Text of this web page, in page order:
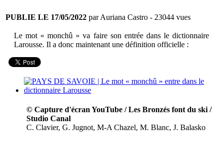
PUBLIE LE 17/05/2022 par Auriana Castro - 23044 vues
Le mot « monchû » va faire son entrée dans le dictionnaire
Larousse. Il a donc maintenant une définition officielle :
© Capture d'écran YouTube / Les Bronzés font du ski /
Studio Canal
C. Clavier, G. Jugnot, M-A Chazel, M. Blanc, J. Balasko